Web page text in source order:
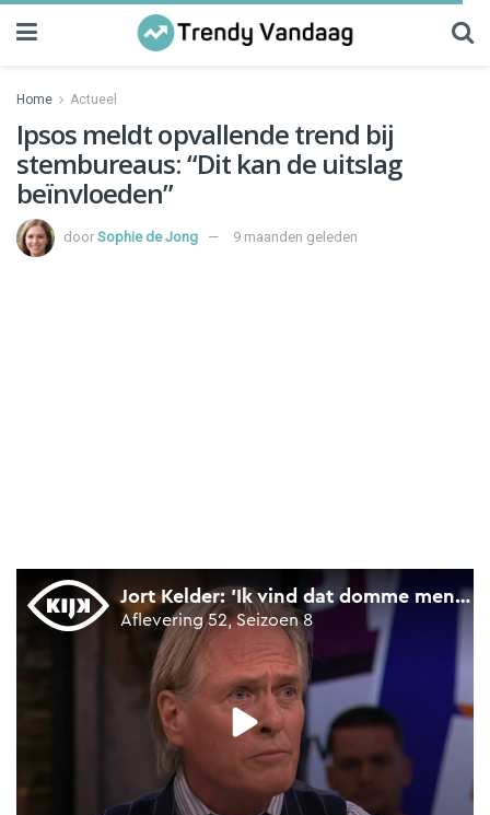
Home Actueel
Ipsos meldt opvallende trend bij
stembureaus: “Dit kan de uitslag
beïnvloeden”
door Sophie de Jong 9 maanden geleden